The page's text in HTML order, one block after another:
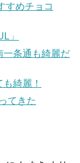
すめチョコ
」
条通も綺麗だ
綺麗！
てきた